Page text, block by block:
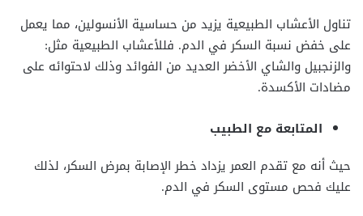
تناول الأعشاب الطبيعية يزيد من حساسية الأنسولين، مما يعمل
على خفض نسبة السكر في الدم. فللأعشاب الطبيعية مثل:
والزنجبيل والشاي الأخضر العديد من الفوائد وذلك لاحتوائه على
مضادات الأكسدة.
المتابعة مع الطبيب
حيث أنه مع تقدم العمر يزداد خطر الإصابة بمرض السكر، لذلك
عليك فحص مستوى السكر في الدم.